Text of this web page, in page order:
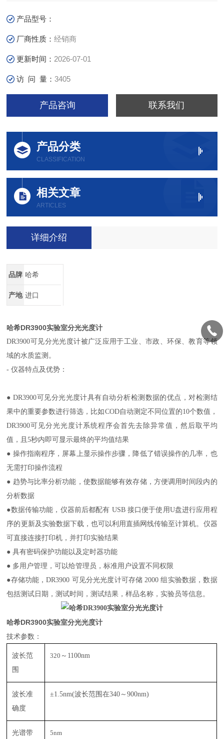
产品型号：
厂商性质：经销商
更新时间： 2026-07-01
访 问 量：3405
产品咨询 联系我们
产品分类
CLASSIFICATION
相关文章
ARTICLES
详细介绍
品牌 哈希
产地 进口
哈希DR3900实验室分光光度计
DR3900可见分光光度计被广泛应用于工业、市政、环保、教育等领
域的水质监测。
-仪器特点及优势：
●DR3900可见分光光度计具有自动分析检测数据的优点，对检测结
果中的重要参数进行筛选，比如COD自动测定不同位置的10个数值，
DR3900可见分光光度计系统程序会首先去除异常值，然后取平均
值，且5秒内即可显示最终的平均值结果
● 操作指南程序，屏幕上显示操作步骤，降低了错误操作的几率，也
无需打印操作流程
● 趋势与比率分析功能，使数据能够有效存储，方便调用时间段内的
分析数据
●数据传输功能，仪器前后都配有 USB 接口便于使用U盘进行应用程
序的更新及实验数据下载，也可以利用直插网线传输至计算机。仪器
可直接连接打印机，并打印实验结果
● 具有密码保护功能以及定时器功能
● 多用户管理，可以给管理员，标准用户设置不同权限
●存储功能，DR3900 可见分光光度计可存储2000组实验数据，数据
包括测试日期，测试时间，测试结果，样品名称，实验员等信息。
哈希DR3900实验室分光光度计
技术参数：
波长范
围
320 ～ 1100nm
波长准
确度
±1.5nm(波长范围在340 ～900nm)
光谱带 5nm